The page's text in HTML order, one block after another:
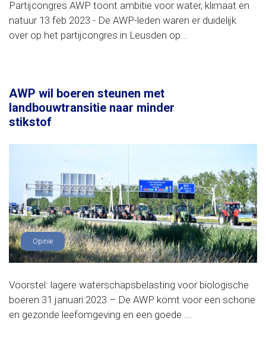
Partijcongres AWP toont ambitie voor water, klimaat en
natuur 13 feb 2023 - De AWP-leden waren er duidelijk
over op het partijcongres in Leusden op...
AWP wil boeren steunen met
landbouwtransitie naar minder
stikstof
Opinie
Voorstel: lagere waterschapsbelasting voor biologische
boeren 31 januari 2023 – De AWP komt voor een schone
en gezonde leefomgeving en een goede ...